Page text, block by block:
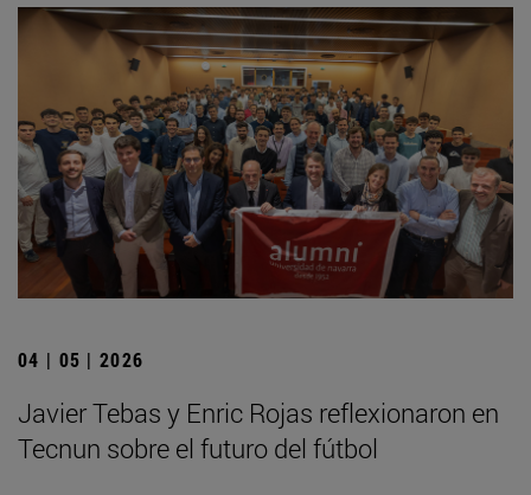
04 | 05 | 2026
Javier Tebas y Enric Rojas reflexionaron en
Tecnun sobre el futuro del fútbol